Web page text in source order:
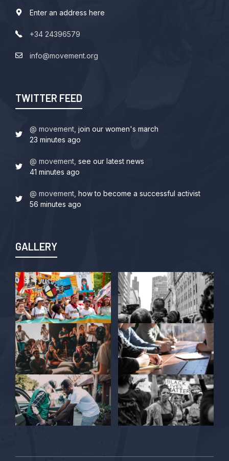
Enter an address here
+34 24396579
info@movement.org
TWITTER FEED
@ movement, join our women's march
23 minutes ago
@ movement, see our latest news
41 minutes ago
@ movement, how to become a successful activist
56 minutes ago
GALLERY